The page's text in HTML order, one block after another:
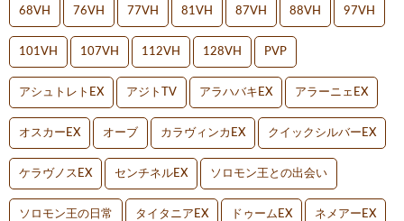
68VH 76VH 77VH 81VH 87VH 88VH 97VH
101VH 107VH 112VH 128VH PVP
アシュトレトEX アジトTV アラハバキEX アラーニェEX
オスカーEX オーブ カラヴィンカEX クイックシルバーEX
ケラヴノスEX センチネルEX ソロモン王との出会い
ソロモン王の日常 タイタニアEX ドゥームEX ネメアーEX